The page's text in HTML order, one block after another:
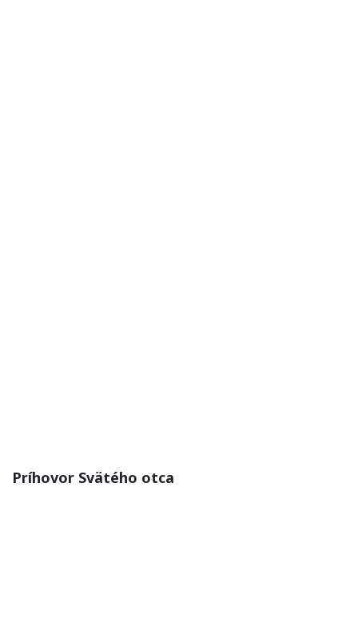
Príhovor Svätého otca